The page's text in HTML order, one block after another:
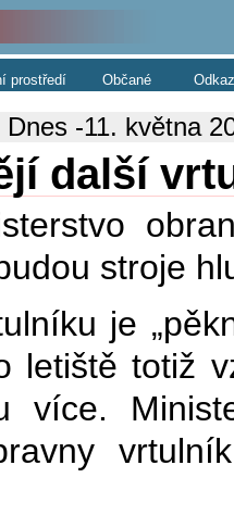
prostředí Občané
-11. května
další
stroje
je
letiště totiž
více.